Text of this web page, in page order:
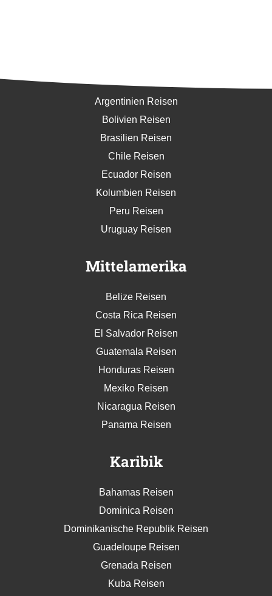
Argentinien Reisen
Bolivien Reisen
Brasilien Reisen
Chile Reisen
Ecuador Reisen
Kolumbien Reisen
Peru Reisen
Uruguay Reisen
Mittelamerika
Belize Reisen
Costa Rica Reisen
El Salvador Reisen
Guatemala Reisen
Honduras Reisen
Mexiko Reisen
Nicaragua Reisen
Panama Reisen
Karibik
Bahamas Reisen
Dominica Reisen
Dominikanische Republik Reisen
Guadeloupe Reisen
Grenada Reisen
Kuba Reisen